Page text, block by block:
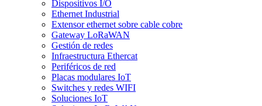
Dispositivos I/O
Ethernet Industrial
Extensor ethernet sobre cable cobre
Gateway LoRaWAN
Gestión de redes
Infraestructura Ethercat
Periféricos de red
Placas modulares IoT
Switches y redes WIFI
Soluciones IoT